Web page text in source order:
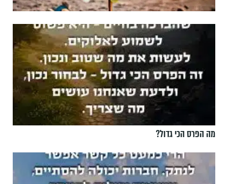
מה הפרס הכי גדול?